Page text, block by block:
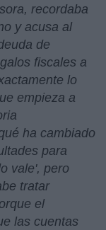
recordaba
y acusa al
de
fiscales a
lo
empieza a
ha cambiado
para
vale', pero
tratar
el
las cuentas